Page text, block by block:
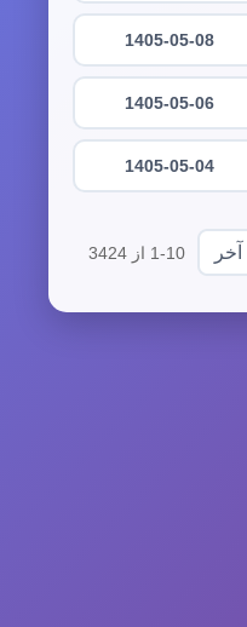
1405-05-08
1405-05-06
1405-05-04
آخر 1-10 از 3424